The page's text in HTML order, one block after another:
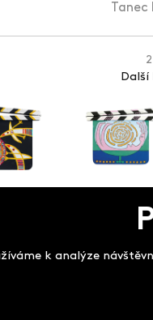
Tanec
k analýze